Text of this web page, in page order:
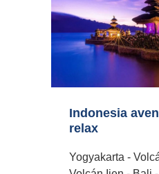
Indonesia
relax
Yogyakarta -